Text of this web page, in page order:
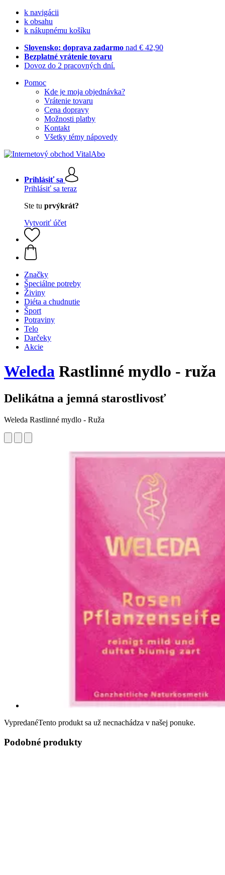
k navigácii
k obsahu
k nákupnému košíku
Slovensko: doprava zadarmo nad € 42,90
Bezplatné vrátenie tovaru
Dovoz do 2 pracovných dní.
Pomoc
Kde je moja objednávka?
Vrátenie tovaru
Cena dopravy
Možnosti platby
Kontakt
Všetky témy nápovedy
Prihlásiť sa
Prihlásiť sa teraz
Ste tu prvýkrát?
Vytvoriť účet
Značky
Špeciálne potreby
Živiny
Diéta a chudnutie
Šport
Potraviny
Telo
Darčeky
Akcie
Weleda Rastlinné mydlo - ruža
Delikátna a jemná starostlivosť
Weleda Rastlinné mydlo - Ruža
VypredanéTento produkt sa už necnachádza v našej ponuke.
Podobné produkty